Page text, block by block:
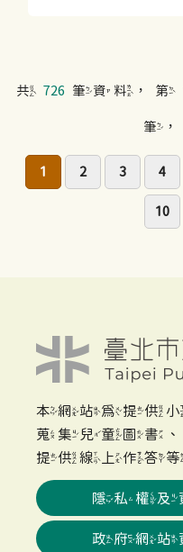
共 726 筆資料，第
筆，
1 2 3 4
10
本網站為提供
蒐集兒童圖書
提供線上作答
隱私權及
政府網站